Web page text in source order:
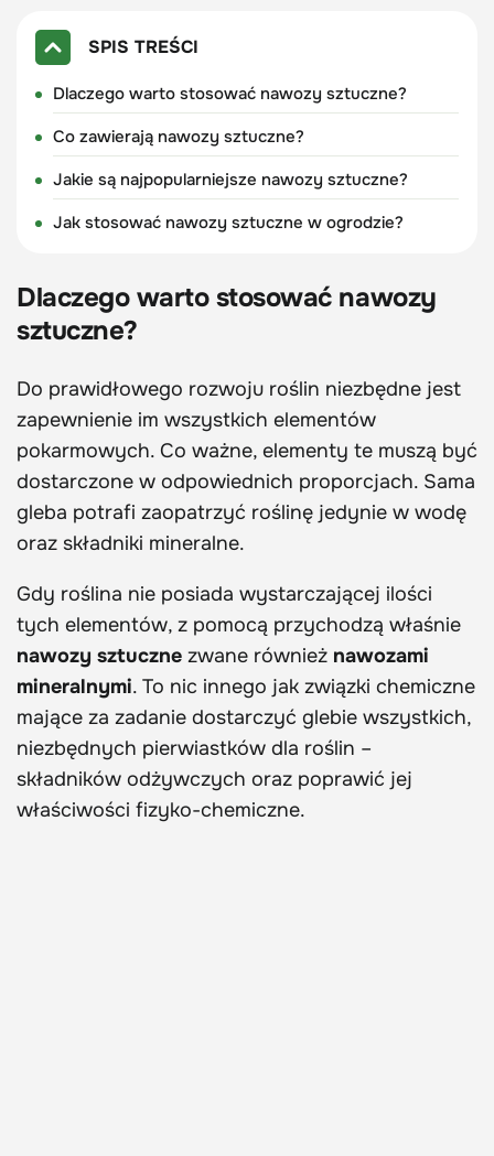
SPIS TREŚCI
Dlaczego warto stosować nawozy sztuczne?
Co zawierają nawozy sztuczne?
Jakie są najpopularniejsze nawozy sztuczne?
Jak stosować nawozy sztuczne w ogrodzie?
Dlaczego warto stosować nawozy
sztuczne?
Do prawidłowego rozwoju roślin niezbędne jest
zapewnienie im wszystkich elementów
pokarmowych. Co ważne, elementy te muszą być
dostarczone w odpowiednich proporcjach. Sama
gleba potrafi zaopatrzyć roślinę jedynie w wodę
oraz składniki mineralne.
Gdy roślina nie posiada wystarczającej ilości
tych elementów, z pomocą przychodzą właśnie
nawozy sztuczne zwane również nawozami
mineralnymi. To nic innego jak związki chemiczne
mające za zadanie dostarczyć glebie wszystkich,
niezbędnych pierwiastków dla roślin –
składników odżywczych oraz poprawić jej
właściwości fizyko-chemiczne.